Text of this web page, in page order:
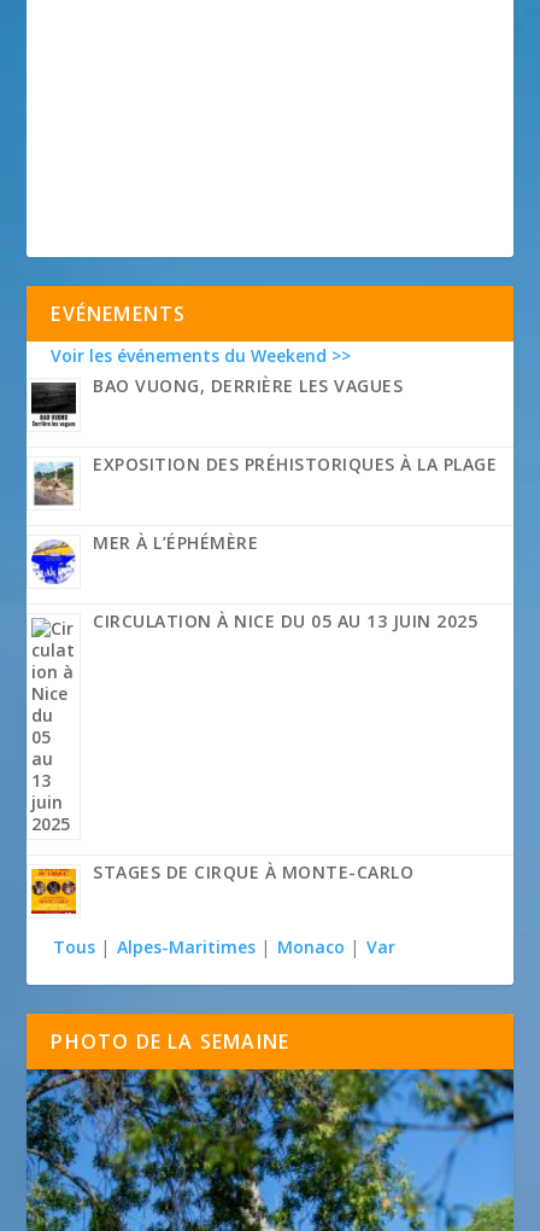
EVÉNEMENTS
Voir les événements du Weekend >>
BAO VUONG, DERRIÈRE LES VAGUES
EXPOSITION DES PRÉHISTORIQUES À LA PLAGE
MER À L’ÉPHÉMÈRE
CIRCULATION À NICE DU 05 AU 13 JUIN 2025
STAGES DE CIRQUE À MONTE-CARLO
Tous | Alpes-Maritimes | Monaco | Var
PHOTO DE LA SEMAINE